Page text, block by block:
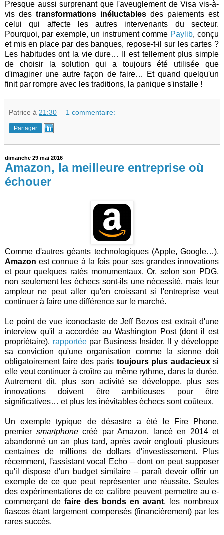
Presque aussi surprenant que l'aveuglement de Visa vis-à-
vis des transformations inéluctables des paiements est
celui qui affecte les autres intervenants du secteur.
Pourquoi, par exemple, un instrument comme Paylib, conçu
et mis en place par des banques, repose-t-il sur les cartes ?
Les habitudes ont la vie dure… Il est tellement plus simple
de choisir la solution qui a toujours été utilisée que
d'imaginer une autre façon de faire… Et quand quelqu'un
finit par rompre avec les traditions, la panique s'installe !
Patrice à 21:30 1 commentaire:
Partager
dimanche 29 mai 2016
Amazon, la meilleure entreprise où
échouer
Comme d'autres géants technologiques (Apple, Google…),
Amazon est connue à la fois pour ses grandes innovations
et pour quelques ratés monumentaux. Or, selon son PDG,
non seulement les échecs sont-ils une nécessité, mais leur
ampleur ne peut aller qu'en croissant si l'entreprise veut
continuer à faire une différence sur le marché.
Le point de vue iconoclaste de Jeff Bezos est extrait d'une
interview qu'il a accordée au Washington Post (dont il est
propriétaire), rapportéepar Business Insider. Il y développe
sa conviction qu'une organisation comme la sienne doit
obligatoirement faire des paris toujours plus audacieuxsi
elle veut continuer à croître au même rythme, dans la durée.
Autrement dit, plus son activité se développe, plus ses
innovations doivent être ambitieuses pour être
significatives… et plus les inévitables échecs sont coûteux.
Un exemple typique de désastre a été le Fire Phone,
premier smartphonecréé par Amazon, lancé en 2014 et
abandonné un an plus tard, après avoir englouti plusieurs
centaines de millions de dollars d'investissement. Plus
récemment, l'assistant vocal Echo – dont on peut supposer
qu'il dispose d'un budget similaire – paraît devoir offrir un
exemple de ce que peut représenter une réussite. Seules
des expérimentations de ce calibre peuvent permettre au e-
commerçant de faire des bonds en avant, les nombreux
fiascos étant largement compensés (financièrement) par les
rares succès.